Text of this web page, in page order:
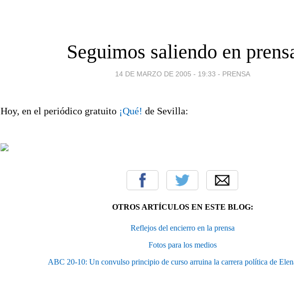
Seguimos saliendo en
14 DE MARZO DE 2005 - 19:33 - PRENSA
Hoy, en el periódico gratuito ¡Qué! de Sevilla:
OTROS ARTÍCULOS EN ESTE BLOG:
Reflejos del encierro en la prensa
Fotos para los medios
ABC 20-10: Un convulso principio de curso arruina la carrera política de